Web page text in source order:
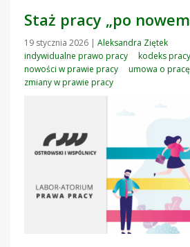
Staż pracy „po
19 stycznia 2026 | Aleksandra Ziętek
indywidualne prawo pracy
kodeks pracy
nowości w prawie pracy
umowa o pracę
zmiany w prawie pracy